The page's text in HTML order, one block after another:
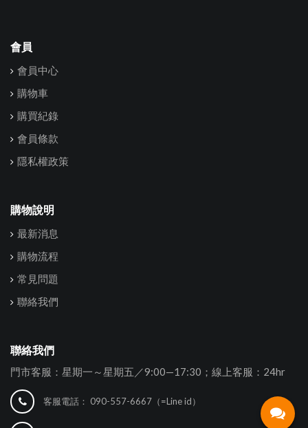
會員
會員中心
購物車
購買紀錄
會員條款
隱私權政策
購物說明
最新消息
購物流程
常見問題
聯絡我們
聯絡我們
門市客服：星期一～星期五／9:00—17:30；線上客服：24hr
客服電話： 090-557-6667（=Line id）